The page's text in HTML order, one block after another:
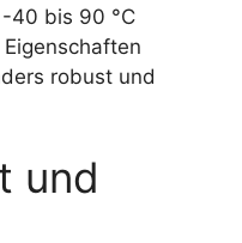
40 bis 90 °C
robust und
und